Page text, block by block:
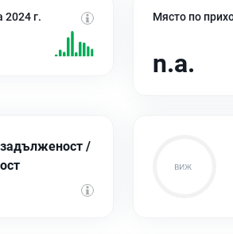
2024 г. Място по
n.a.
/